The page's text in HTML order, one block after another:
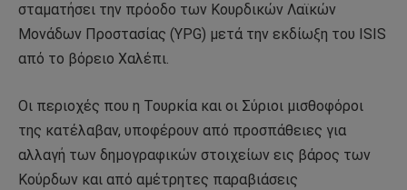
σταματήσει την πρόοδο των Κουρδικών Λαϊκών
Μονάδων Προστασίας (YPG) μετά την εκδίωξη του ISIS
από το βόρειο Χαλέπι.
Οι περιοχές που η Τουρκία και οι Σύριοι μισθοφόροι
της κατέλαβαν, υποφέρουν από προσπάθειες για
αλλαγή των δημογραφικών στοιχείων εις βάρος των
Κούρδων και από αμέτρητες παραβιάσεις